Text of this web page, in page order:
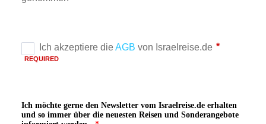
Ich möchte gerne den Newsletter vom Israelreise.de erhalten
und so immer über die neuesten Reisen und Sonderangebote